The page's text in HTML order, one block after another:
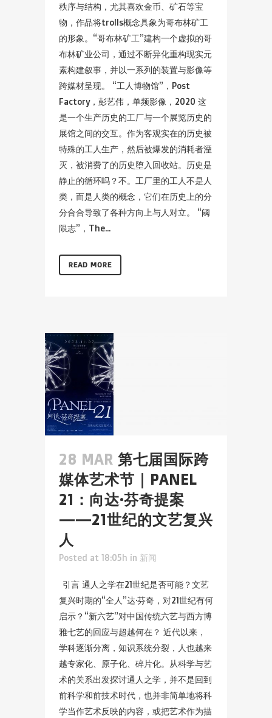
秩序与结构，尤其喜欢金币、矿石等宝
物，作品将trolls概念具象为哥布林矿工
的形象。“哥布林矿工”建构一个虚拟的哥
布林矿业公司，通过不断异化重构现实元
素构建叙事，并以一系列的装置与影像等
跨媒材呈现。 “工人博物馆”，Post
Factory，彭艺伟，单频影像，2020 这
是一个生产历史的工厂与一个展览历史的
展馆之间的交互。作为客观实在的历史被
特殊的工人生产，然后被爆发的消耗者湮
灭，被消费了的历史堕入回收站。历史是
静止的循环吗？不。工厂里的工人不是人
类，而是人类的概念，它们在历史上的分
分合合导致了各种方向上与人对立。 “阈
限志”，The...
READ MORE
28 MAR 第七届国际跨
媒体艺术节｜PANEL
21：向达·芬奇提案
——21世纪的文艺复兴
人
Posted at 18:05h in 新闻
引言 通人之学在21世纪是否可能？文艺
复兴时期的“全人”达·芬奇，对21世纪有何
启示？“新六艺”对中国传统六艺与西方博
雅七艺的回应与超越何在？ 近代以来，
学科逐渐分离，知识系统分裂，人也越来
越专家化、原子化、碎片化。从科学与艺
术的关系出发探讨通人之学，并不是回到
前科学和前技术时代，也并非简单地将科
学当作艺术反映的内容，或把艺术作为描